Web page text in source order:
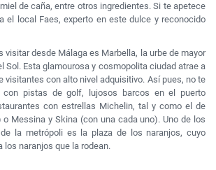
de caña, entre otros ingredientes. Si te apetece
el local Faes, experto en este dulce y reconocido
visitar desde Málaga es Marbella, la urbe de mayor
Sol. Esta glamourosa y cosmopolita ciudad atrae a
visitantes con alto nivel adquisitivo. Así pues, no te
pistas de golf, lujosos barcos en el puerto
con estrellas Michelin, tal y como el de
o Messina y Skina (con una cada uno). Uno de los
la metrópoli es la plaza de los naranjos, cuyo
los naranjos que la rodean.